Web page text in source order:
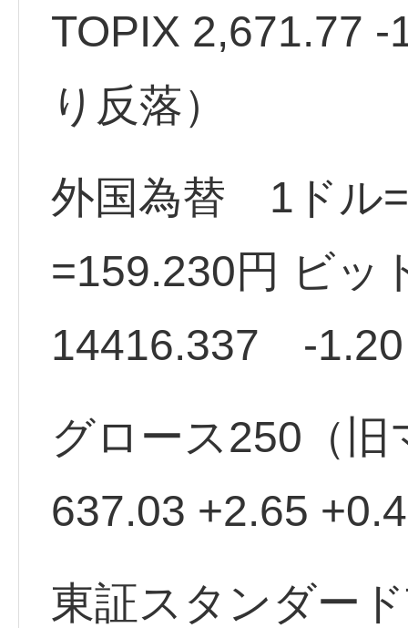
TOPIX 2,671.77
り反落）
外国為替 1ドル
=159.230円 ビッ
14416.337 -
グロース250（
637.03 +2.65
東証スタンダー